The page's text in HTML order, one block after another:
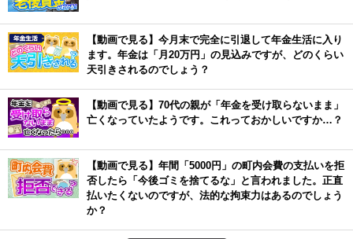
【動画で見る】今月末で完全に引退して年金生活に入り
ます。年金は「月20万円」の見込みですが、どのくらい
天引きされるのでしょう？
【動画で見る】70代の親が「年金を受け取らないまま」
亡くなっていたようです。これっておかしいですか…？
【動画で見る】年間「5000円」の町内会費の支払いを拒
否したら「今後ゴミを捨てるな」と言われました。正直
払いたくないのですが、法的な拘束力はあるのでしょう
か？